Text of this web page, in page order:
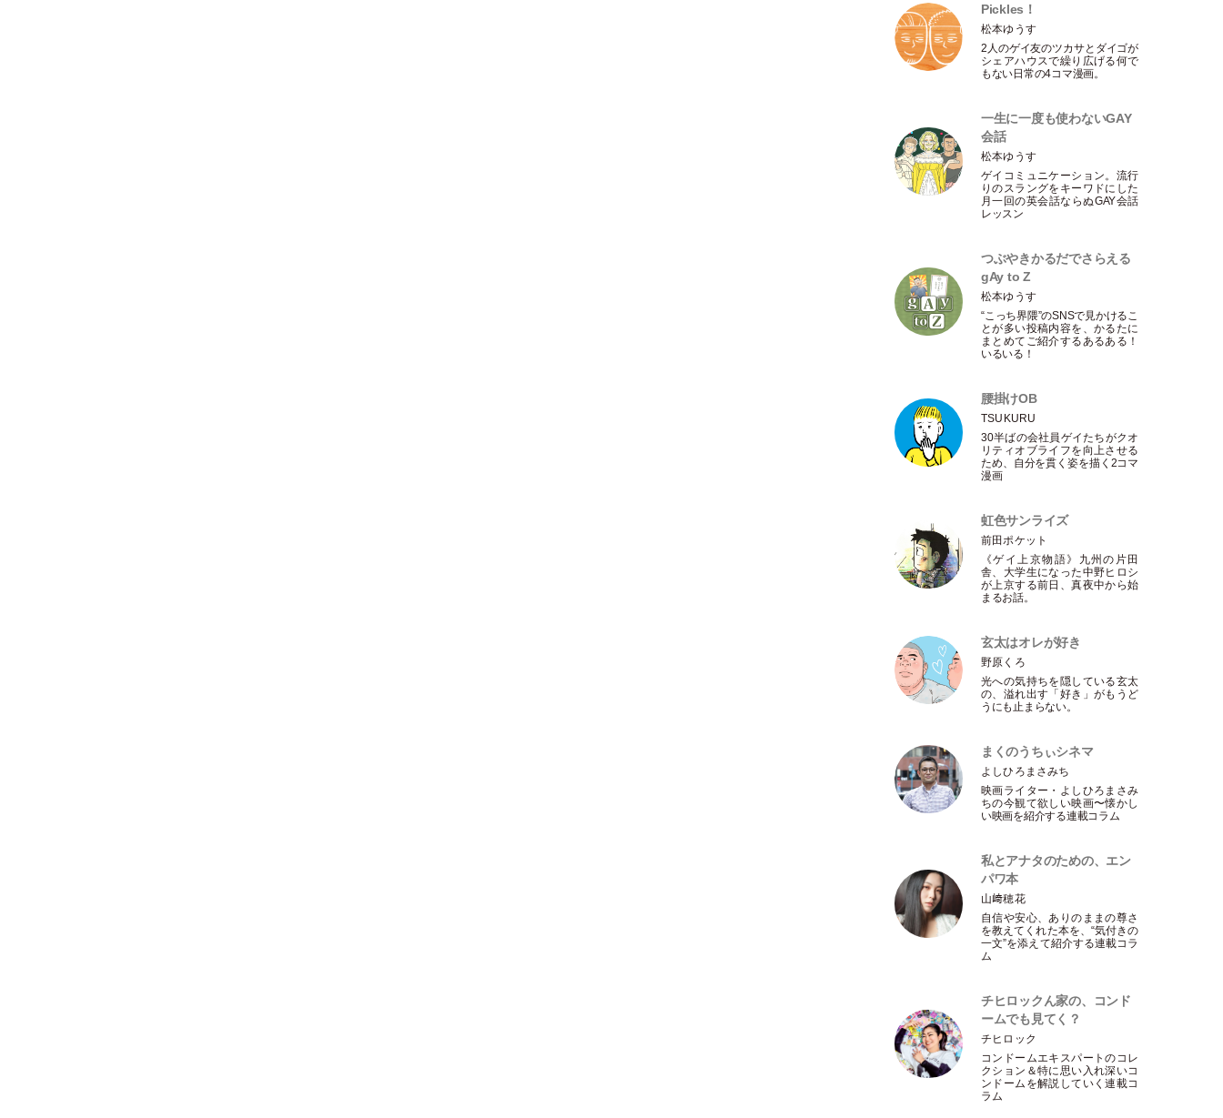
Pickles！
松本ゆうす
2人のゲイ友のツカサとダイゴが
シェアハウスで繰り広げる何で
もない日常の4コマ漫画。
一生に一度も使わないGAY
会話
松本ゆうす
ゲイコミュニケーション。流行
りのスラングをキーワドにした
月一回の英会話ならぬGAY会話
レッスン
つぶやきかるだでさらえる
gAy to Z
松本ゆうす
“こっち界隈”のSNSで見かけるこ
とが多い投稿内容を、かるたに
まとめてご紹介するあるある！
いるいる！
腰掛けOB
TSUKURU
30半ばの会社員ゲイたちがクオ
リティオブライフを向上させる
ため、自分を貫く姿を描く2コマ
漫画
虹色サンライズ
前田ポケット
《ゲイ上京物語》九州の片田
舎、大学生になった中野ヒロシ
が上京する前日、真夜中から始
まるお話。
玄太はオレが好き
野原くろ
光への気持ちを隠している玄太
の、溢れ出す 「好き 」がもうど
うにも止まらない。
まくのうちぃシネマ
よしひろまさみち
映画ライター ・ よしひろまさみ
ちの今観て欲しい映画〜懐かし
い映画を紹介する連載コラム
私とアナタのための、エン
パワ本
山﨑穂花
自信や安心、ありのままの尊さ
を教えてくれた本を、“気付きの
一文”を添えて紹介する連載コラ
ム
チヒロックん家の、コンド
ームでも見てく？
チヒロック
コンドームエキスパートのコレ
クション＆特に思い入れ深いコ
ンドームを解説していく連載コ
ラム